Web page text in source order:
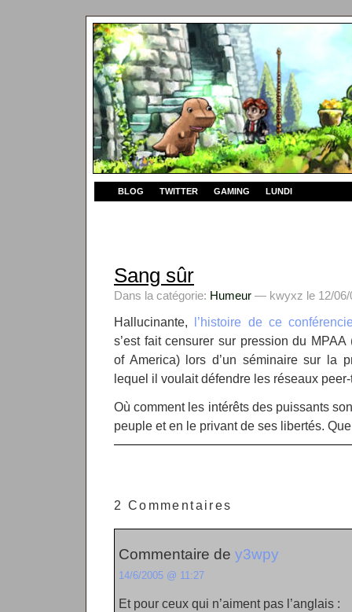
BLOG TWITTER GAMING LUNDI
Sang sûr
Dans la catégorie: Humeur — kwyxz le 12/06/
Hallucinante, l’histoire de ce
s’est fait censurer sur pression du
of America) lors d’un séminaire sur la
lequel il voulait défendre les réseaux
Où comment les intérêts des puissants
peuple et en le privant de ses libertés.
2 Commentaires
Commentaire de y3wpy
14/6/2005 @ 11:27
Et pour ceux qui n’aiment pas l’anglais :